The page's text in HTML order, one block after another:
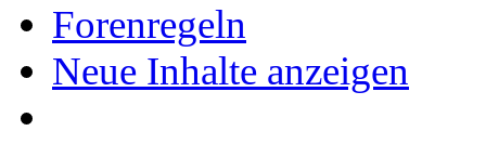
Forenregeln
Neue Inhalte anzeigen